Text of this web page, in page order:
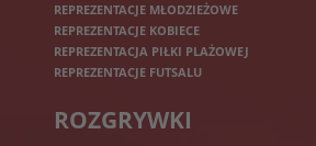
REPREZENTACJE MŁODZIEŻOWE
REPREZENTACJE KOBIECE
REPREZENTACJA PIŁKI PLAŻOWEJ
REPREZENTACJE FUTSALU
ROZGRYWKI